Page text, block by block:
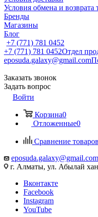
Условия обмена и возврата
Бренды
Магазины
Блог
+7 (771) 781 0452
+7 (771) 781 0452Отдел
eposuda.galaxy@gmail.com
Заказать звонок
Задать вопрос
Войти
Корзина0
Отложенные0
Сравнение товаров
eposuda.galaxy@gmail.com
г. Алматы, ул. Абылай
Вконтакте
Facebook
Instagram
YouTube